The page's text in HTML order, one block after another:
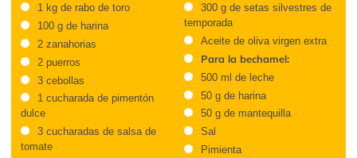
1 kg de rabo de toro
100 g de harina
2 zanahorias
2 puerros
3 cebollas
1 cucharada de pimentón
dulce
3 cucharadas de salsa de
tomate
300 g de setas silvestres de
temporada
Aceite de oliva virgen extra
Para la bechamel:
500 ml de leche
50 g de harina
50 g de mantequilla
Sal
Pimienta